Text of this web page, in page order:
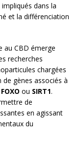
dans la
et la différenciation
au CBD émerge
recherches
chargées
de gènes associés à
ou SIRT1.
de
en agissant
du